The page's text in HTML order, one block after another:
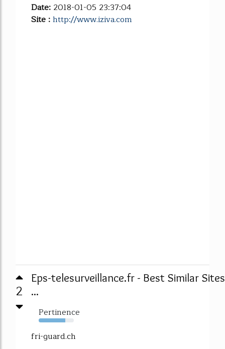
Date: 2018-01-05 23:37:04
Site :http://www.iziva.com
2
Eps-telesurveillance.fr - Best Similar Sites
...
Pertinence
76%
fri-guard.ch